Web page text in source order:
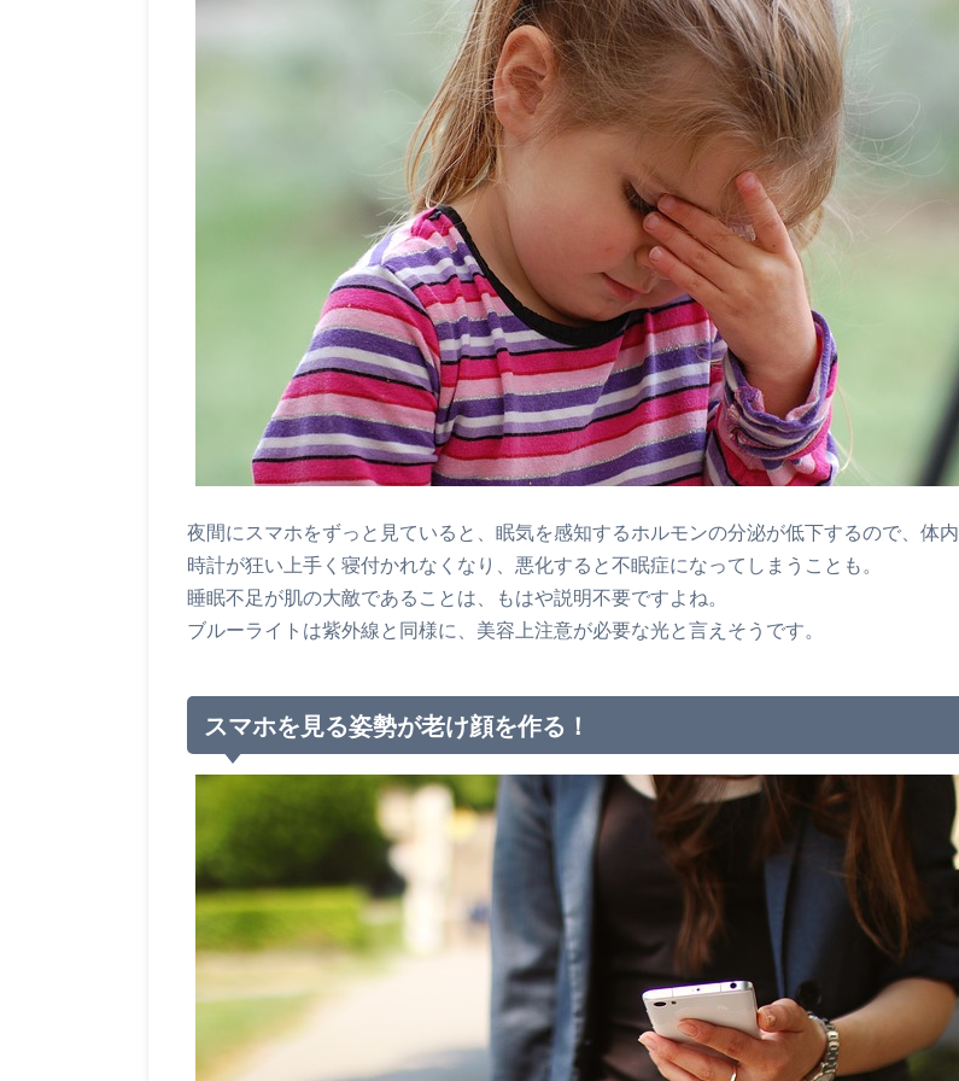
夜間にスマホをずっと見ていると、眠気を感知するホルモンの分泌が低下するので、体内
時計が狂い上手く寝付かれなくなり、悪化すると不眠症になってしまうことも。
睡眠不足が肌の大敵であることは、もはや説明不要ですよね。
ブルーライトは紫外線と同様に、美容上注意が必要な光と言えそうです。
スマホを見る姿勢が老け顔を作る！